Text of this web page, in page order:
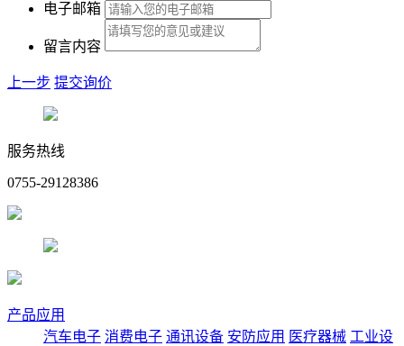
电子邮箱
留言内容
上一步 提交询价
服务热线
0755-29128386
产品应用
汽车电子 消费电子 通讯设备 安防应用 医疗器械 工业设